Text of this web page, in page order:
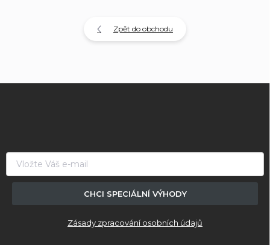
Zpět do obchodu
CHCI SPECIÁLNÍ VÝHODY
Zásady zpracování osobních údajů